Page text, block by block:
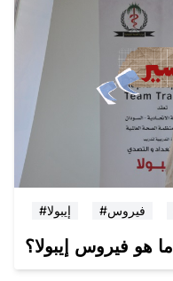
#إيبولا #فيروس
ما هو فيروس إيبولا؟